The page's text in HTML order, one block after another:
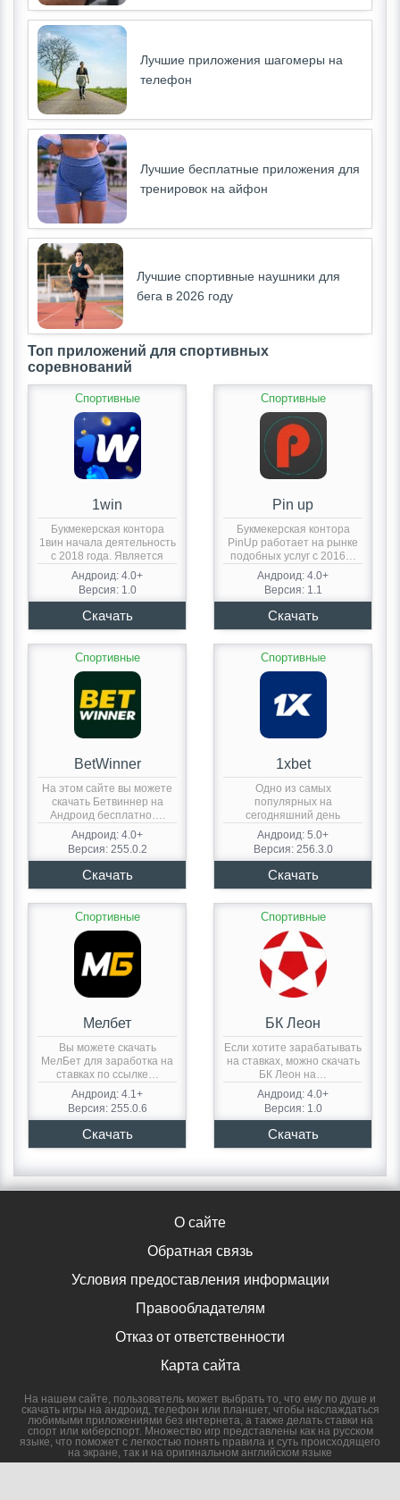
Лучшие приложения шагомеры на
телефон
Лучшие бесплатные приложения для
тренировок на айфон
Лучшие спортивные наушники для
бега в 2026 году
Топ приложений для спортивных
соревнований
Спортивные
1win
Букмекерская контора
1вин начала деятельность
с 2018 года. Является
обладателем…
Андроид: 4.0+
Версия: 1.0
Спортивные
Pin up
Букмекерская контора
PinUp работает на рынке
подобных услуг с 2016…
Андроид: 4.0+
Версия: 1.1
Спортивные
BetWinner
На этом сайте вы можете
скачать Бетвиннер на
Андроид бесплатно….
Андроид: 4.0+
Версия: 255.0.2
Спортивные
1xbet
Одно из самых
популярных на
сегодняшний день
букмекерских контор
является…
Андроид: 5.0+
Версия: 256.3.0
Спортивные
Мелбет
Вы можете скачать
МелБет для заработка на
ставках по ссылке…
Андроид: 4.1+
Версия: 255.0.6
Спортивные
БК Леон
Если хотите зарабатывать
на ставках, можно скачать
БК Леон на…
Андроид: 4.0+
Версия: 1.0
О сайте
Обратная связь
Условия предоставления информации
Правообладателям
Отказ от ответственности
Карта сайта
На нашем сайте, пользователь может выбрать то, что ему по душе и
скачать игры на андроид, телефон или планшет, чтобы наслаждаться
любимыми приложениями без интернета, а также делать ставки на
спорт или киберспорт. Множество игр представлены как на русском
языке, что поможет с легкостью понять правила и суть происходящего
на экране, так и на оригинальном английском языке